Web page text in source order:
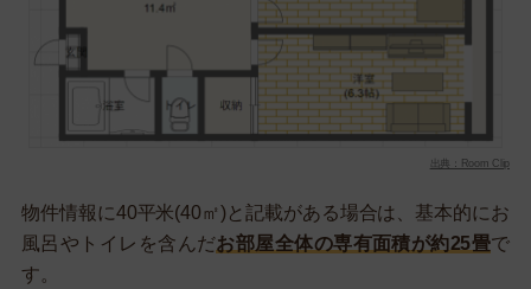
出典：Room Clip
物件情報に40平米(40㎡)と記載がある場合は、基本的にお
風呂やトイレを含んだお部屋全体の専有面積が約25畳で
す。